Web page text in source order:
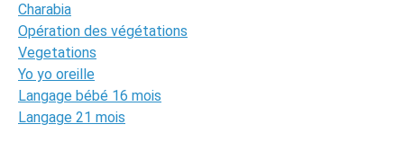
Charabia
Opération des végétations
Vegetations
Yo yo oreille
Langage bébé 16 mois
Langage 21 mois